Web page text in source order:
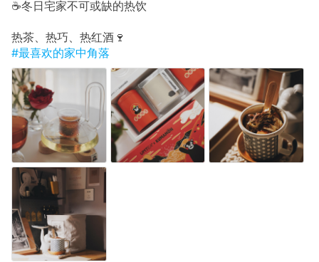
☕️冬日宅家不可或缺的热饮
热茶、热巧、热红酒🍷
#最喜欢的家中角落